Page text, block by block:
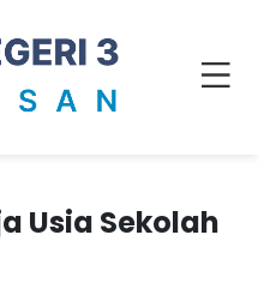
Usia Sekolah